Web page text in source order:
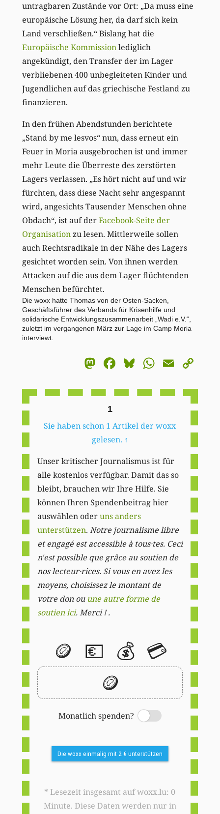
untragbaren Zustände vor Ort: „Da muss eine
europäische Lösung her, da darf sich kein
Land verschließen.“ Bislang hat die
Europäische Kommissionlediglich
angekündigt, den Transfer der im Lager
verbliebenen 400 unbegleiteten Kinder und
Jugendlichen auf das griechische Festland zu
finanzieren.
In den frühen Abendstunden berichtete
„Stand by me lesvos“ nun, dass erneut ein
Feuer in Moria ausgebrochen ist und immer
mehr Leute die Überreste des zerstörten
Lagers verlassen. „Es hört nicht auf und wir
fürchten, dass diese Nacht sehr angespannt
wird, angesichts Tausender Menschen ohne
Obdach“, ist auf derFacebook-Seite der
Organisationzu lesen. Mittlerweile sollen
auch Rechtsradikale in der Nähe des Lagers
gesichtet worden sein. Von ihnen werden
Attacken auf die aus dem Lager flüchtenden
Menschen befürchtet.
Die woxx hatte Thomas von der Osten-Sacken,
Geschäftsführer des Verbands für Krisenhilfe und
solidarische Entwicklungszusammenarbeit „Wadi e.V.“,
zuletzt im vergangenen März zur Lage im Camp Moria
interviewt.
Mastodon
Facebook
BlueskyEmail
1
Sie haben schon 1 Artikel der woxx
gelesen. ↑
Unser kritischer Journalismus ist für
alle kostenlos verfügbar. Damit das so
bleibt, brauchen wir Ihre Hilfe. Sie
können Ihren Spendenbeitrag hier
auswählen oderuns anders
unterstützen. Notre journalisme libre
et engagé est accessible à tous·tes. Ceci
n'est possible que grâce au soutien de
nos lecteur·rices. Si vous en avez les
moyens, choisissez le montant de
votre don ou une autre forme de
soutien ici. Merci ! .
🪙 💶 💰 💳
🪙
Monatlich spenden?
Switch
Die woxx einmalig mit 2 € unterstützen
* Lesezeit insgesamt auf woxx.lu: 0
Minute. Diese Daten werden nur in